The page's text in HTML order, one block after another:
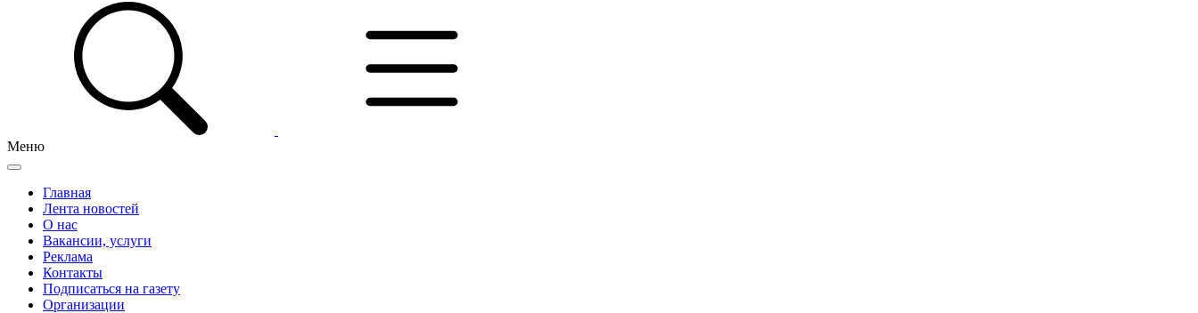
Меню
Главная
Лента новостей
О нас
Вакансии, услуги
Реклама
Контакты
Подписаться на газету
Организации